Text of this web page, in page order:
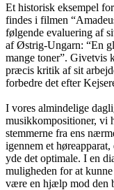
Et historisk eksempel
findes i filmen
følgende evaluering af
af Østrig-Ungarn: “En
mange toner”. Givetvis
præcis kritik af sit
forbedre det efter
I vores almindelige
musikkompositioner, vi
stemmerne fra ens
igennem et
yde det optimale. I en
muligheden for at
være en hjælp mod den